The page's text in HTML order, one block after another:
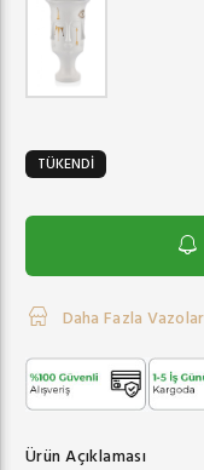
TÜKENDİ
Daha Fazla
Ürün Açıklaması